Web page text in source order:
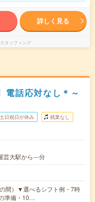
詳しく見る
タッフィング
電話応対なし＊～
土日祝日が休み 残業なし
芸大駅から---分
間）▼選べるシフト例・7時
準備・10…